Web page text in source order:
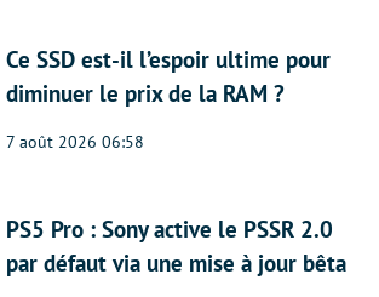
Ce SSD est-il l’espoir ultime pour
diminuer le prix de la RAM ?
7 août 2026 06:58
PS5 Pro : Sony active le PSSR 2.0
par défaut via une mise à jour bêta